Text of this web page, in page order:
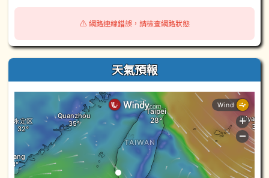
⚠️ 網路連線錯誤，請檢查網路狀態
天氣預報